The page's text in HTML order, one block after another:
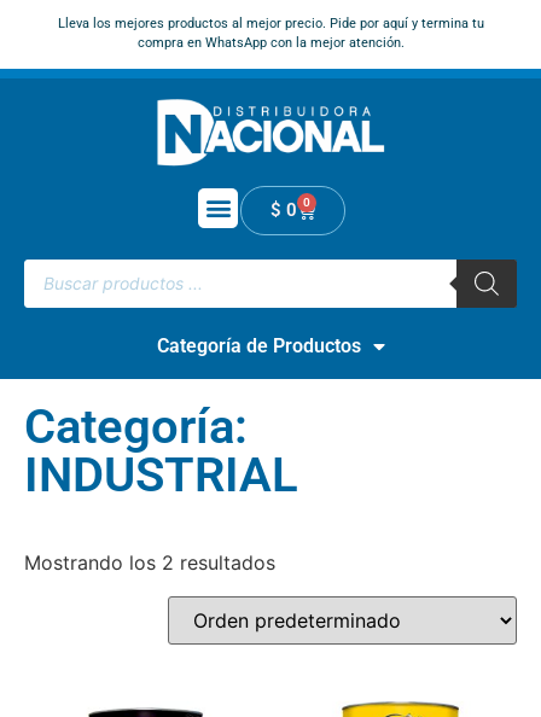
Lleva los mejores productos al mejor precio. Pide por aquí y termina tu
compra en WhatsApp con la mejor atención.
$ 0 0
Categoría de Productos
Categoría:
INDUSTRIAL
Mostrando los 2 resultados